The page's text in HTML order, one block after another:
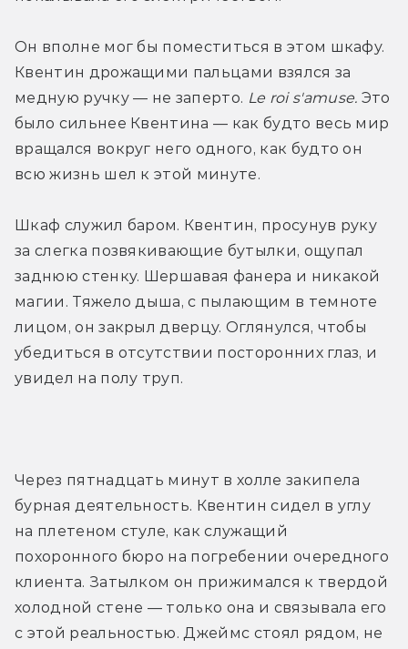
Он вполне мог бы поместиться в этом шкафу.
Квентин дрожащими пальцами взялся за
медную ручку — не заперто. Le roi s'amuse. Это
было сильнее Квентина — как будто весь мир
вращался вокруг него одного, как будто он
всю жизнь шел к этой минуте.
Шкаф служил баром. Квентин, просунув руку
за слегка позвякивающие бутылки, ощупал
заднюю стенку. Шершавая фанера и никакой
магии. Тяжело дыша, с пылающим в темноте
лицом, он закрыл дверцу. Оглянулся, чтобы
убедиться в отсутствии посторонних глаз, и
увидел на полу труп.
Через пятнадцать минут в холле закипела
бурная деятельность. Квентин сидел в углу
на плетеном стуле, как служащий
похоронного бюро на погребении очередного
клиента. Затылком он прижимался к твердой
холодной стене — только она и связывала его
с этой реальностью. Джеймс стоял рядом, не